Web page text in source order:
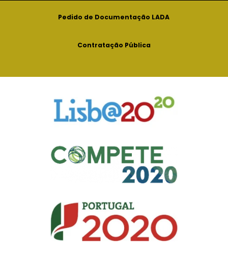
Pedido de Documentação LADA
Contratação Pública